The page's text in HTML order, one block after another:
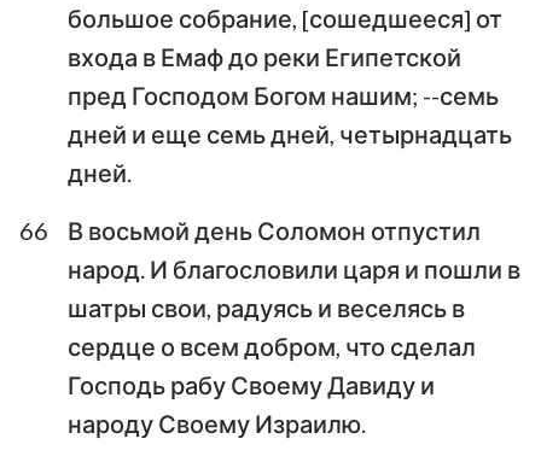
большое собрание, [сошедшееся] от
входа в Емаф до реки Египетской
пред Господом Богом нашим; --семь
дней и еще семь дней, четырнадцать
дней.
66
В восьмой день Соломон отпустил
народ. И благословили царя и пошли в
шатры свои, радуясь и веселясь в
сердце о всем добром, что сделал
Господь рабу Своему Давиду и
народу Своему Израилю.